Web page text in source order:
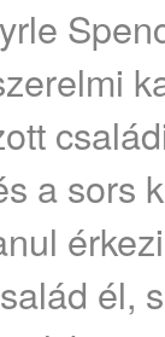
a sors
él,